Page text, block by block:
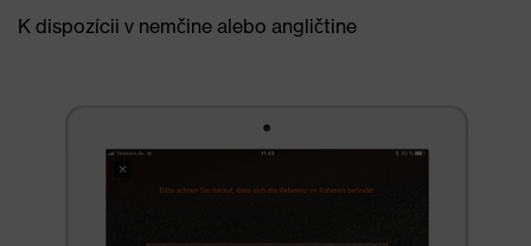
K dispozícii v nemčine alebo angličtine